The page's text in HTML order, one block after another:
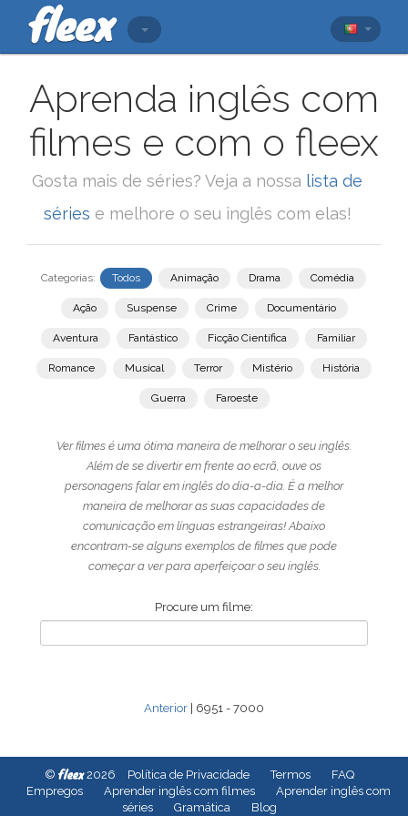
Aprenda inglês com
filmes e com o fleex
Gosta mais de séries? Veja a nossa lista de
séries e melhore o seu inglês com elas!
Categorias: Todos Animação Drama Comédia
Ação Suspense Crime Documentário
Aventura Fantástico Ficção Científica Familiar
Romance Musical Terror Mistério História
Guerra Faroeste
Ver filmes é uma ótima maneira de melhorar o seu inglês.
Além de se divertir em frente ao ecrã, ouve os
personagens falar em inglês do dia-a-dia. É a melhor
maneira de melhorar as suas capacidades de
comunicação em línguas estrangeiras! Abaixo
encontram-se alguns exemplos de filmes que pode
começar a ver para aperfeiçoar o seu inglês.
Procure um filme:
Anterior | 6951 - 7000
© fleex2026 Política de Privacidade Termos
FAQ
Empregos
Aprender inglês com filmes
Aprender inglês com
séries
Gramática Blog